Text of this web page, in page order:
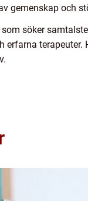
gemenskap och
söker
erfarna